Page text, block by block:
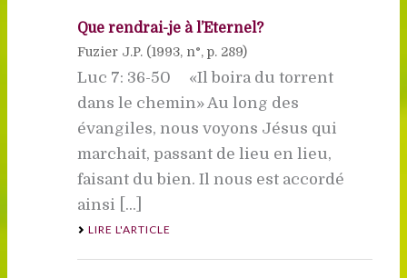
Que rendrai-je à l’Eternel?
Fuzier J.P. (1993, n°, p. 289)
Luc 7: 36-50 «Il boira du torrent
dans le chemin» Au long des
évangiles, nous voyons Jésus qui
marchait, passant de lieu en lieu,
faisant du bien. Il nous est accordé
ainsi [...]
LIRE L'ARTICLE